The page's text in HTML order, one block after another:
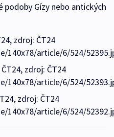
Gízy nebo antických
zdroj: ČT24
140x78/article/6/524/
zdroj: ČT24
140x78/article/6/524/
zdroj: ČT24
140x78/article/6/524/